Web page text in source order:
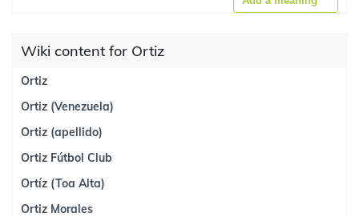
Wiki content for Ortiz
Ortiz
Ortiz (Venezuela)
Ortiz (apellido)
Ortiz Fútbol Club
Ortíz (Toa Alta)
Ortiz Morales